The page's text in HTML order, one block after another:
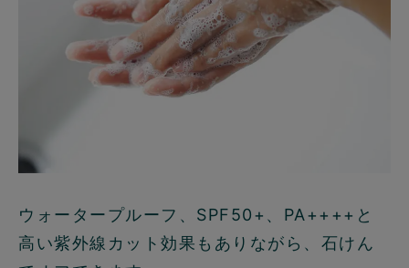
ウォータープルーフ、SPF50+、PA++++と
高い紫外線カット効果もありながら、石けん